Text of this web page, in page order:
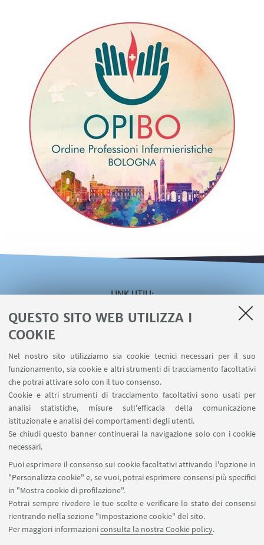
QUESTO SITO WEB UTILIZZA I
COOKIE
Nel nostro sito utilizziamo sia cookie tecnici necessari per il suo
funzionamento, sia cookie e altri strumenti di tracciamento facoltativi
che potrai attivare solo con il tuo consenso.
Cookie e altri strumenti di tracciamento facoltativi sono usati per
analisi statistiche, misure sull'efficacia della comunicazione
istituzionale e analisi dei comportamenti degli utenti.
Se chiudi questo banner continuerai la navigazione solo con i cookie
necessari.
Puoi esprimere il consenso sui cookie facoltativi attivando l'opzione in
"Personalizza cookie" e, se vuoi, potrai esprimere consensi più specifici
in "Mostra cookie di profilazione".
Potrai sempre rivedere le tue scelte e verificare lo stato dei consensi
rientrando nella sezione "Impostazione cookie" del sito.
Per maggiori informazioniconsulta la nostra Cookie policy.
LINK UTILI
Area riservata
Servizio online U-WEB Missioni
Contatti
SEGUI IL DIPARTIMENTO SU:
SEGUI UNIBO SU:
APP: